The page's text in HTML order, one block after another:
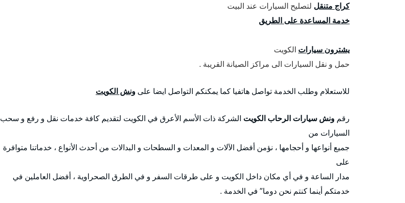
كراج متنقل لتصليح السيارات عند البيت
خدمة المساعدة على الطريق
يشترون سيارات الكويت
حمل و نقل السيارات الى مراكز الصيانة القريبة .
للاستعلام وطلب الخدمة تواصل هاتفيا كما يمكنكم التواصل ايضا على ونش الكويت
رقم ونش سيارات الرحاب الكويت الشركة ذات الأسم الأعرق في الكويت لتقديم كافة خدمات نقل و رفع و سحب
السيارات من
جميع أنواعها و أحجامها ، نؤمن أفضل الآلات و المعدات و السطحات و البدالات من أحدث الأنواع ، خدماتنا متوافرة
على
مدار الساعة و في أي مكان داخل الكويت و على طرقات السفر و في الطرق الصحراوية ، أفضل العاملين في
خدمتكم أينما كنتم نحن دوما” في الخدمة .